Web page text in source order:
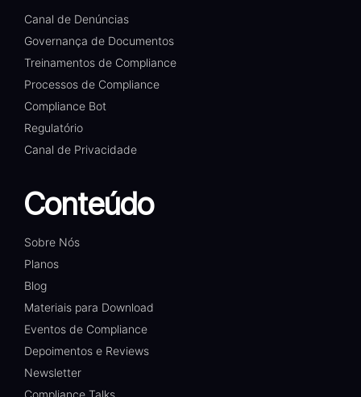
Canal de Denúncias
Governança de Documentos
Treinamentos de Compliance
Processos de Compliance
Compliance Bot
Regulatório
Canal de Privacidade
Conteúdo
Sobre Nós
Planos
Blog
Materiais para Download
Eventos de Compliance
Depoimentos e Reviews
Newsletter
Compliance Talks